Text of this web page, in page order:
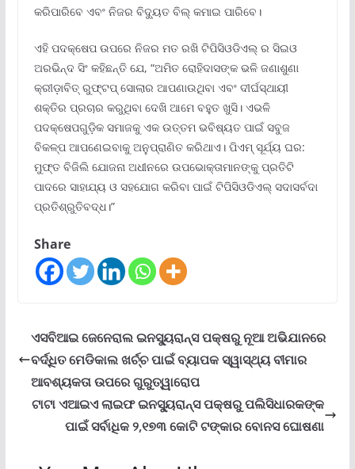
କରିପାରିବେ ଏବଂ ନିଜର ବିଦ୍ୟୁତ ବିଲ୍ କମାଇ ପାରିବେ।
ଏହି ପଦକ୍ଷେପ ଉପରେ ନିଜର ମତ ରଖି ଟିପିସିଓଡିଏଲ୍ ର ସିଇଓ
ଅରଭିନ୍ଦ ସିଂ କହିଛନ୍ତି ଯେ, “ଅମିତ ରୋହିଦାସଙ୍କ ଭଳି ଜଣାଶୁଣା
କ୍ରୀଡ଼ାବିତ୍ ରୁଫ୍‌ଟପ୍ ସୋଲାର ଆପଣାଉଥିବା ଏବଂ ଦୀର୍ଘସ୍ଥାୟୀ
ଶକ୍ତିର ପ୍ରଚାର କରୁଥିବା ଦେଖି ଆମେ ବହୁତ ଖୁସି। ଏଭଳି
ପଦକ୍ଷେପଗୁଡ଼ିକ ସମାଜକୁ ଏକ ଉତ୍ତମ ଭବିଷ୍ୟତ ପାଇଁ ସବୁଜ
ବିକଳ୍ପ ଆପଣେଇବାକୁ ଅନୁପ୍ରାଣିତ କରିଥାଏ। ପିଏମ୍ ସୂର୍ଯ୍ୟ ଘର:
ମୁଫ୍‌ତ ବିଜିଲି ଯୋଜନା ଅଧୀନରେ ଉପଭୋକ୍ତାମାନଙ୍କୁ ପ୍ରତିଟି
ପାଦରେ ସାହାଯ୍ୟ ଓ ସହଯୋଗ କରିବା ପାଇଁ ଟିପିସିଓଡିଏଲ୍ ସଦାସର୍ବଦା
ପ୍ରତିଶ୍ରୁତିବଦ୍ଧ।”
Share
ଏସବିଆଇ ଜେନେରାଲ ଇନସ୍ୟୁରାନ୍ସ ପକ୍ଷରୁ ନୂଆ ଅଭିଯାନରେ
ବର୍ଦ୍ଧିତ ମେଡିକାଲ ଖର୍ଚ୍ଚ ପାଇଁ ବ୍ୟାପକ ସ୍ୱାସ୍ଥ୍ୟ ବୀମାର
ଆବଶ୍ୟକତା ଉପରେ ଗୁରୁତ୍ୱାରୋପ
ଟାଟା ଏଆଇଏ ଲାଇଫ ଇନସ୍ୟୁରାନ୍ସ ପକ୍ଷରୁ ପଲିସିଧାରକଙ୍କ
ପାଇଁ ସର୍ବାଧିକ ୨,୧୭୩ କୋଟି ଟଙ୍କାର ବୋନସ ଘୋଷଣା